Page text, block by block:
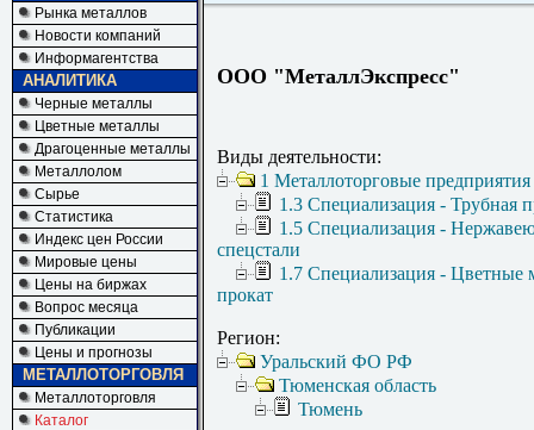
Рынка металлов
Новости компаний
Информагентства
АНАЛИТИКА
Черные металлы
Цветные металлы
Драгоценные металлы
Металлолом
Сырье
Статистика
Индекс цен России
Мировые цены
Цены на биржах
Вопрос месяца
Публикации
Цены и прогнозы
МЕТАЛЛОТОРГОВЛЯ
Металлоторговля
Каталог
ООО "МеталлЭкспресс"
Виды деятельности:
1 Металлоторговые
1.3 Специализация - Трубная
1.5 Специализация -
спецстали
1.7 Специализация - Цветные
прокат
Регион:
Уральский ФО РФ
Тюменская область
Тюмень